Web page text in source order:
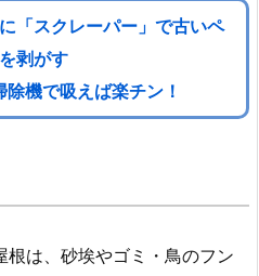
「スクレーパー」で古いペ
剥がす
機で吸えば楽チン！
は、砂埃やゴミ・鳥のフン